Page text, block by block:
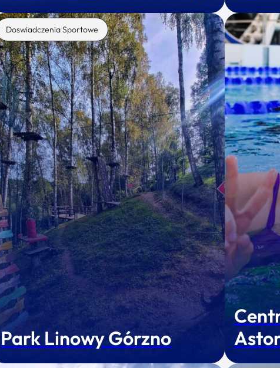
Doswiadczenia Sportowe
Park Linowy Górzno